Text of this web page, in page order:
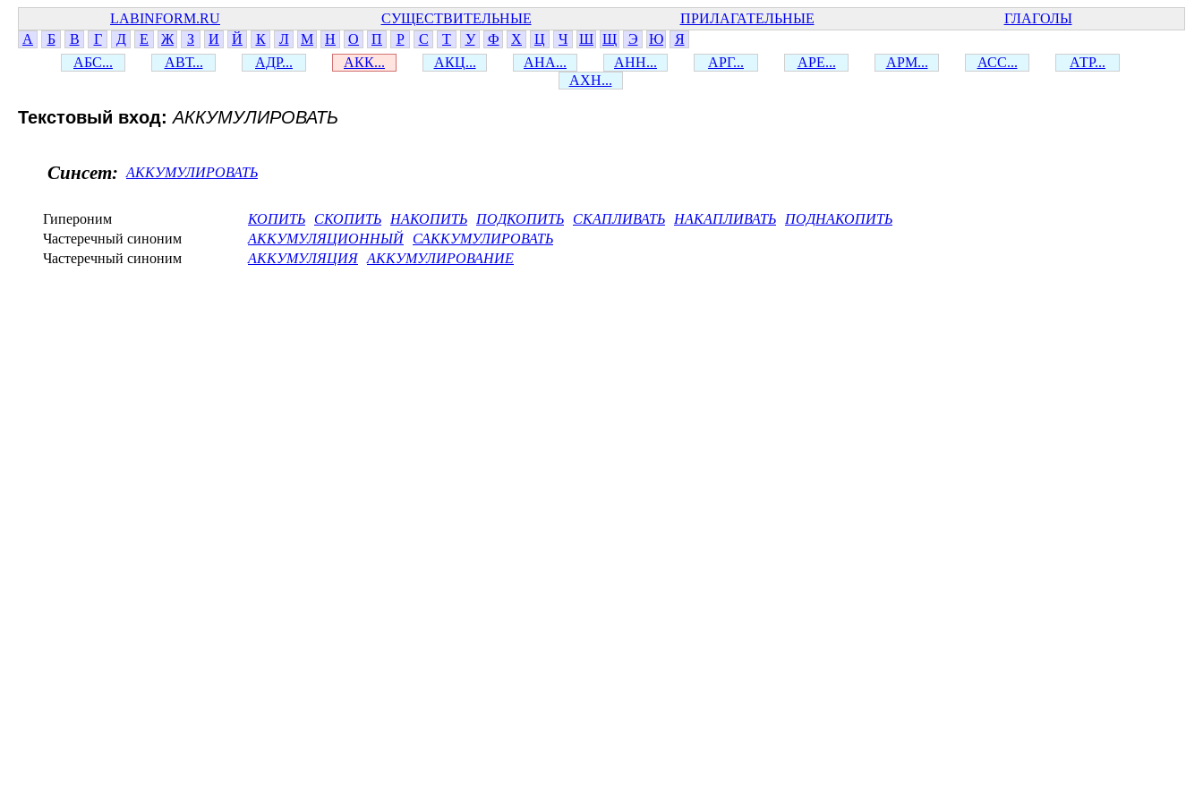
LABINFORM.RU СУЩЕСТВИТЕЛЬНЫЕ ПРИЛАГАТЕЛЬНЫЕ
ГЛАГОЛЫ
А
Б В Г Д Е Ж З И Й К Л М Н О П Р С Т У Ф Х Ц Ч Ш Щ Э Ю
Я
АБС...
АВТ... АДР... АКК... АКЦ... АНА... АНН... АРГ... АРЕ... АРМ... АСС...
АТР...
АХН...
Текстовый вход:АККУМУЛИРОВАТЬ
Синсет: АККУМУЛИРОВАТЬ
Гипероним КОПИТЬ СКОПИТЬ НАКОПИТЬ ПОДКОПИТЬ СКАПЛИВАТЬ НАКАПЛИВАТЬ
ПОДНАКОПИТЬ
Частеречный синоним
АККУМУЛЯЦИОННЫЙ
САККУМУЛИРОВАТЬ
Частеречный синоним
АККУМУЛЯЦИЯ АККУМУЛИРОВАНИЕ